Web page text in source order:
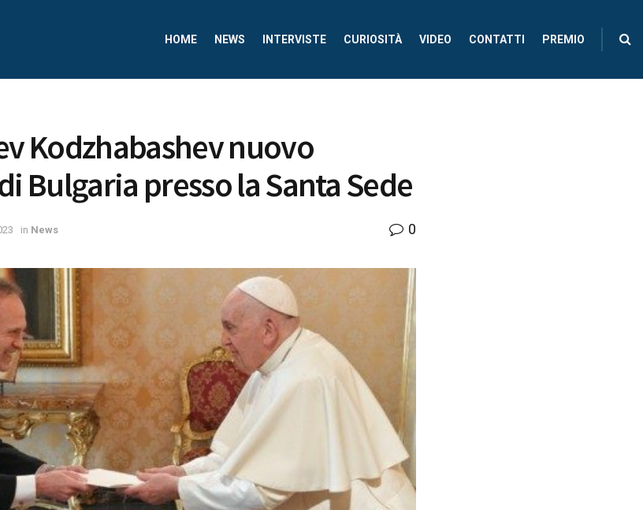
HOME NEWS INTERVISTE CURIOSITÀ VIDEO CONTATTI PREMIO
Kodzhabashev nuovo
Bulgaria presso la Santa Sede
in News 0